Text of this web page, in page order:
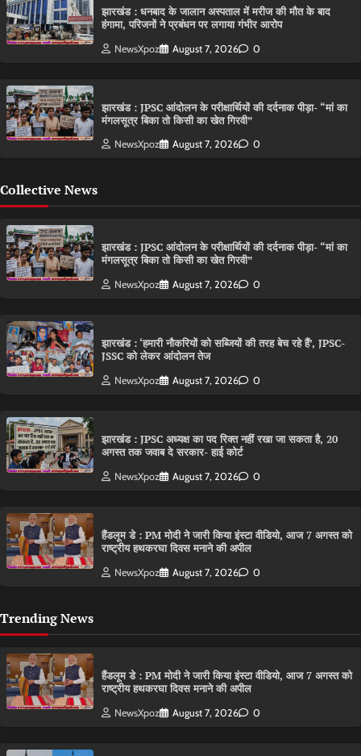
झारखंड : धनबाद के जालान अस्पताल में मरीज की मौत के बाद
हंगामा, परिजनों ने प्रबंधन पर लगाया गंभीर आरोप
NewsXpoz August 7, 2026 0
झारखंड : JPSC आंदोलन के परीक्षार्थियों की दर्दनाक पीड़ा- “मां का
मंगलसूत्र बिका तो किसी का खेत गिरवी”
NewsXpoz August 7, 2026 0
Collective News
झारखंड : JPSC आंदोलन के परीक्षार्थियों की दर्दनाक पीड़ा- “मां का
मंगलसूत्र बिका तो किसी का खेत गिरवी”
NewsXpoz August 7, 2026 0
झारखंड : ‘हमारी नौकरियों को सब्जियों की तरह बेच रहे हैं’, JPSC-
JSSC को लेकर आंदोलन तेज
NewsXpoz August 7, 2026 0
झारखंड : JPSC अध्यक्ष का पद रिक्त नहीं रखा जा सकता है, 20
अगस्त तक जवाब दे सरकार- हाई कोर्ट
NewsXpoz August 7, 2026 0
हैंडलूम डे : PM मोदी ने जारी किया इंस्टा वीडियो, आज 7 अगस्त को
राष्ट्रीय हथकरघा दिवस मनाने की अपील
NewsXpoz August 7, 2026 0
Trending News
हैंडलूम डे : PM मोदी ने जारी किया इंस्टा वीडियो, आज 7 अगस्त को
राष्ट्रीय हथकरघा दिवस मनाने की अपील
NewsXpoz August 7, 2026 0